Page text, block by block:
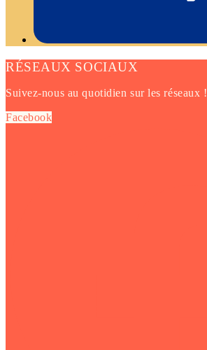
RÉSEAUX SOCIAUX
Suivez-nous au quotidien sur les réseaux !
Facebook